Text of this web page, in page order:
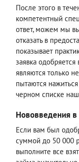
После этого в
компетентный
ответ, можем мы
отказать в
показывает
заявка
являются только
пытаются
черном списке
Нововведения в
Если вам был
суммой до 50 000
выполните все